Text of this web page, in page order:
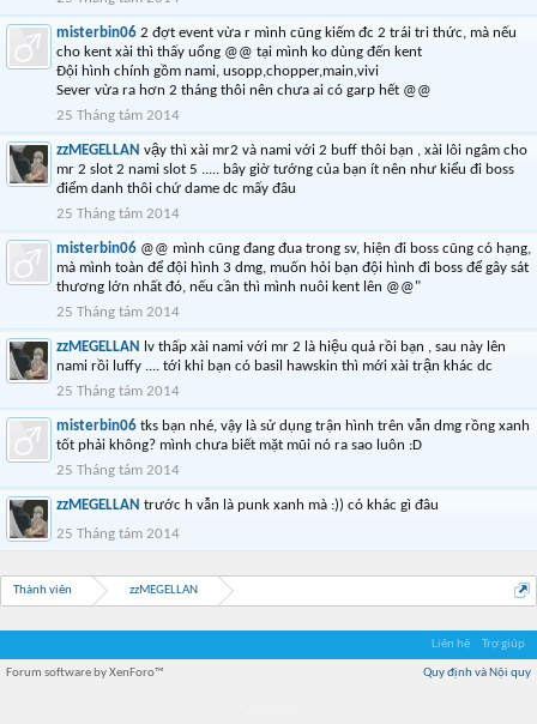
misterbin06 2 đợt event vừa r mình cũng kiếm đc 2 trái tri thức, mà nếu
cho kent xài thì thấy uổng @@ tại mình ko dùng đến kent
Đội hình chính gồm nami, usopp,chopper,main,vivi
Sever vừa ra hơn 2 tháng thôi nên chưa ai có garp hết @@
25 Tháng tám 2014
zzMEGELLAN vậy thì xài mr2 và nami với 2 buff thôi bạn , xài lôi ngâm cho
mr 2 slot 2 nami slot 5 ..... bây giờ tướng của bạn ít nên như kiểu đi boss
điểm danh thôi chứ dame dc mấy đâu
25 Tháng tám 2014
misterbin06 @@ mình cũng đang đua trong sv, hiện đi boss cũng có hạng,
mà mình toàn để đội hình 3 dmg, muốn hỏi bạn đội hình đi boss để gây sát
thương lớn nhất đó, nếu cần thì mình nuôi kent lên @@"
25 Tháng tám 2014
zzMEGELLAN
lv thấp xài nami với mr 2 là hiệu quả rồi bạn , sau này lên
nami rồi luffy .... tới khi bạn có basil hawskin thì mới xài trận khác dc
25 Tháng tám 2014
misterbin06 tks bạn nhé, vậy là sử dụng trận hình trên vẫn dmg rồng xanh
tốt phải không? mình chưa biết mặt mũi nó ra sao luôn :D
25 Tháng tám 2014
zzMEGELLAN trước h vẫn là punk xanh mà :)) có khác gì đâu
25 Tháng tám 2014
Thành viên zzMEGELLAN
Liên hệ Trợ giúp
Quy định và Nội quy
Forum software by XenForo™